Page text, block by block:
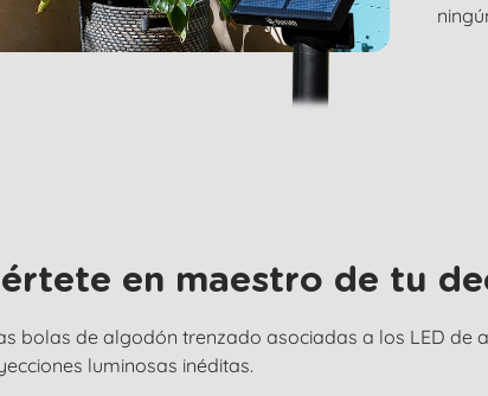
en maestro de tu
bolas de algodón trenzado asociadas a los LED de
luminosas inéditas.